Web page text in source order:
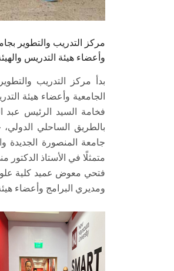
مركز التدريب والتطوير
وأعضاء هيئة التدريس
بدأ مركز التدريب
الجامعية وأعضاء هيئة
فخامة السيد الرئيس عبد
بالطريق الساحلي
جامعة المنصورة
متمثلًا في الأستاذ الدكتور
فتحي معوض عميد كلية
ومديري البرامج وأعضاء